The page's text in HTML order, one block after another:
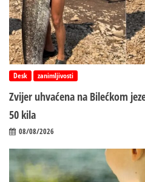
Desk zanimljivosti
Zvijer uhvaćena na Bilećkom
50 kila
08/08/2026